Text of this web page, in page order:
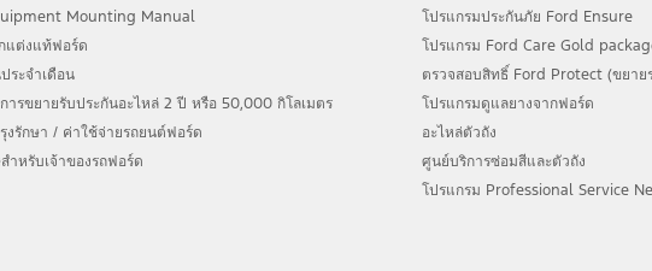
Mounting Manual
แต่งแท้ฟอร์ด
ระจำเดือน
ารขยายรับประกันอะไหล่ 2 ปี หรือ 50,000 กิโลเมตร
งรักษา / ค่าใช้จ่ายรถยนต์ฟอร์ด
ำหรับเจ้าของรถฟอร์ด
โปรแกรมประกันภัย Ford Ensure
โปรแกรม Ford Care Gold
ตรวจสอบสิทธิ์ Ford Protect (ขยาย
โปรแกรมดูแลยางจากฟอร์ด
อะไหล่ตัวถัง
ศูนย์บริการซ่อมสีและตัวถัง
โปรแกรม Professional Service